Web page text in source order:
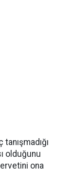
olduğunu
ona